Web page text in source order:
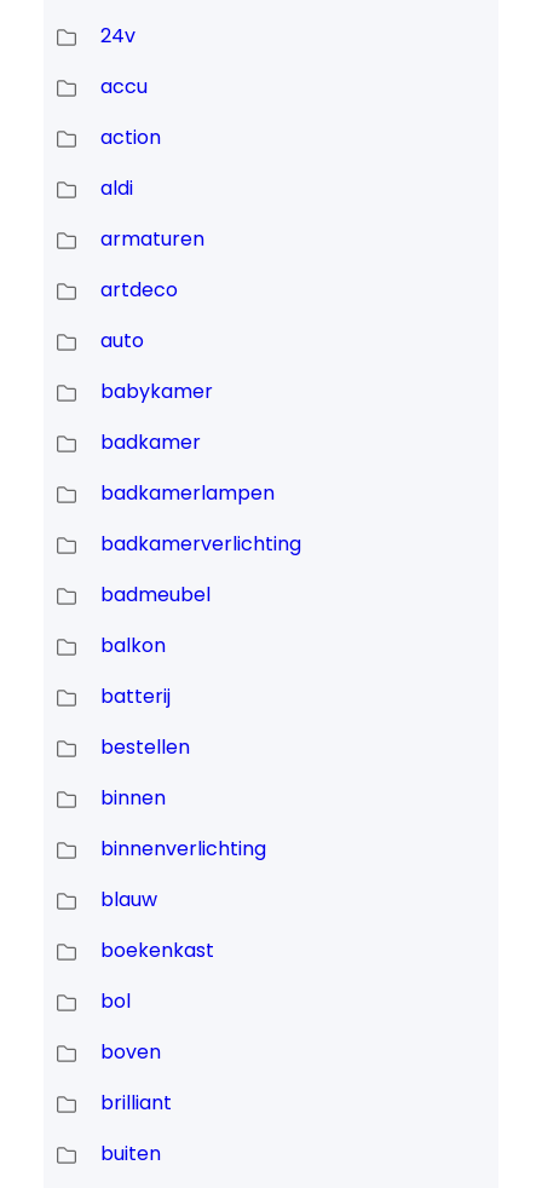
24v
accu
action
aldi
armaturen
artdeco
auto
babykamer
badkamer
badkamerlampen
badkamerverlichting
badmeubel
balkon
batterij
bestellen
binnen
binnenverlichting
blauw
boekenkast
bol
boven
brilliant
buiten